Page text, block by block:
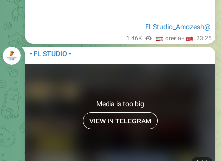
@FLStudio_Amozesh
1.46K αreғ ɢн , 23:25
• FL STUDIO •
Media is too big
VIEW IN TELEGRAM